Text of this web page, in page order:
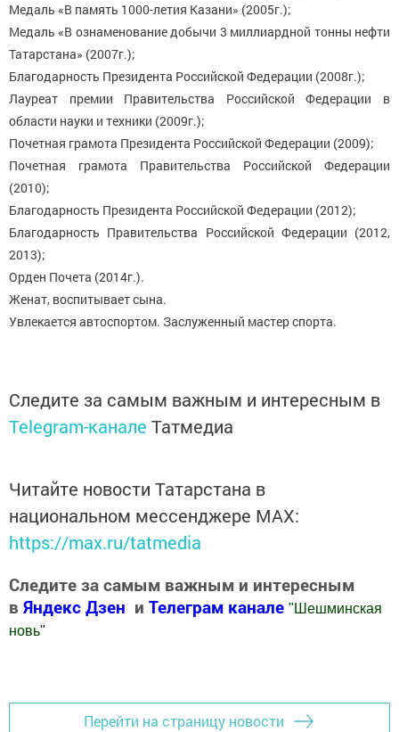
Медаль «В память 1000-летия Казани» (2005г.);
Медаль «В ознаменование добычи 3 миллиардной тонны нефти
Татарстана» (2007г.);
Благодарность Президента Российской Федерации (2008г.);
Лауреат премии Правительства Российской Федерации в
области науки и техники (2009г.);
Почетная грамота Президента Российской Федерации (2009);
Почетная грамота Правительства Российской Федерации
(2010);
Благодарность Президента Российской Федерации (2012);
Благодарность Правительства Российской Федерации (2012,
2013);
Орден Почета (2014г.).
Женат, воспитывает сына.
Увлекается автоспортом. Заслуженный мастер спорта.
Следите за самым важным и интересным в
Telegram-канале Татмедиа
Читайте новости Татарстана в
национальном мессенджере MАХ:
https://max.ru/tatmedia
Следите за самым важным и интересным
в Яндекс Дзен и Телеграм канале " Шешминская
новь"
Перейти на страницу новости